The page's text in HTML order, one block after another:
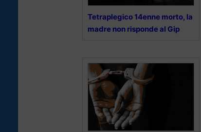
Tetraplegico 14enne morto, la
madre non risponde al Gip